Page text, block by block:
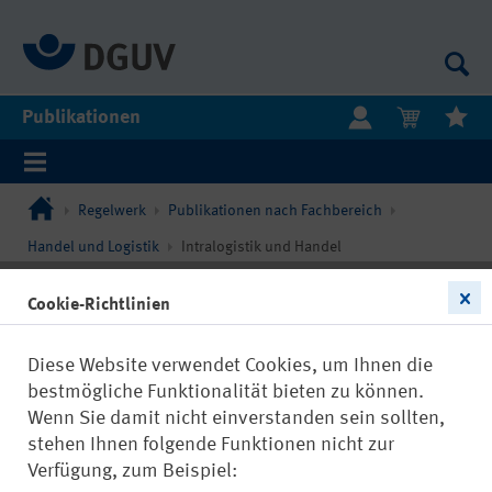
Publikationen
Regelwerk Publikationen nach Fachbereich
Handel und Logistik Intralogistik und Handel
Cookie-Richtlinien
Diese Website verwendet Cookies, um Ihnen die
bestmögliche Funktionalität bieten zu können.
Wenn Sie damit nicht einverstanden sein sollten,
stehen Ihnen folgende Funktionen nicht zur
Verfügung, zum Beispiel: